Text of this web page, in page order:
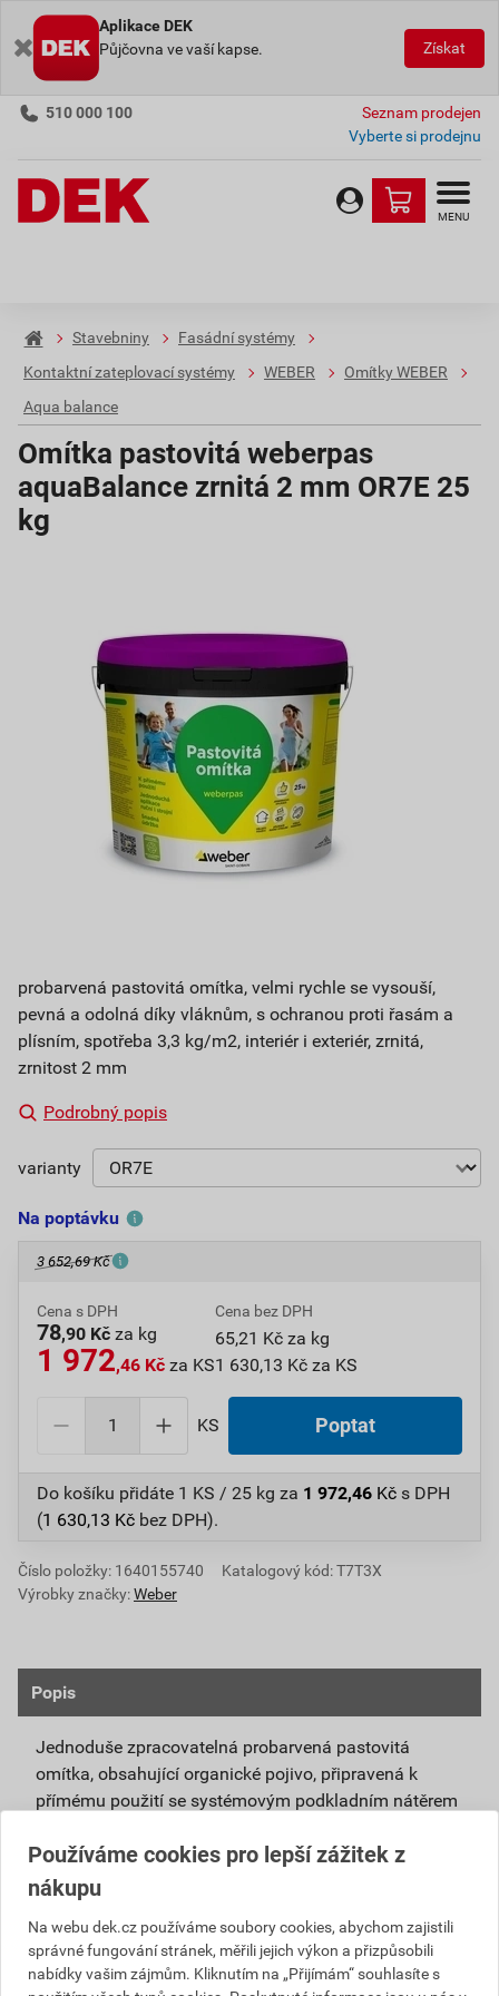
Aplikace DEK
Půjčovna ve vaší kapse.
Získat
510 000 100
Seznam prodejen
Vyberte si prodejnu
MENU
Stavebniny
Fasádní systémy
Kontaktní zateplovací systémy
WEBER
Omítky WEBER
Aqua balance
Omítka pastovitá weberpas
aquaBalance zrnitá 2 mm OR7E 25
kg
probarvená pastovitá omítka, velmi rychle se vysouší,
pevná a odolná díky vláknům, s ochranou proti řasám a
plísním, spotřeba 3,3 kg/m2, interiér i exteriér, zrnitá,
zrnitost 2 mm
Podrobný popis
varianty
Na poptávku
3 652,69 Kč
Cena s DPH
78,90 Kč za kg
1 972,46 Kč za KS
Cena bez DPH
65,21 Kč za kg
1 630,13 Kč za KS
KS Poptat
Do košíku přidáte 1 KS / 25 kg za 1 972,46 Kč s DPH
(1 630,13 Kč bez DPH).
Číslo položky: 1640155740
Katalogový kód: T7T3X
Výrobky značky:Weber
Popis
Jednoduše zpracovatelná probarvená pastovitá
omítka, obsahující organické pojivo, připravená k
přímému použití se systémovým podkladním nátěrem
Vlivem ochlazování vnějšího souvrství
zateplovacích systémů v nočních hodinách,
dochází ke kondenzaci vody na povrchu, která
vytváří živnou půdu pro růst nevzhledných řas.
Povrch omítky weberpas aquaBalance dokáže
Používáme cookies pro lepší zážitek z
nákupu
Na webu dek.cz používáme soubory cookies, abychom zajistili
správné fungování stránek, měřili jejich výkon a přizpůsobili
nabídky vašim zájmům. Kliknutím na „Přijímám“ souhlasíte s